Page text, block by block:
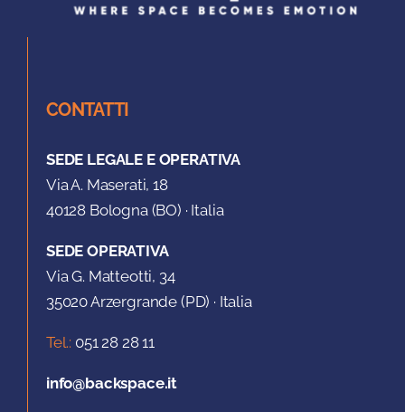
CONTATTI
SEDE LEGALE E OPERATIVA
Via A. Maserati, 18
40128 Bologna (BO) · Italia
SEDE OPERATIVA
Via G. Matteotti, 34
35020 Arzergrande (PD) · Italia
Tel.: 051 28 28 11
info@backspace.it